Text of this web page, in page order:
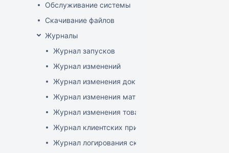
Обслуживание системы
Скачивание файлов
Журналы
Журнал запусков
Журнал изменений
Журнал изменения документов
Журнал изменения матриц
Журнал изменения товаров
Журнал клиентских приложений
Журнал логирования сканирований штрихкодов